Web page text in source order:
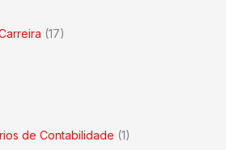
(17)
de Contabilidade (1)